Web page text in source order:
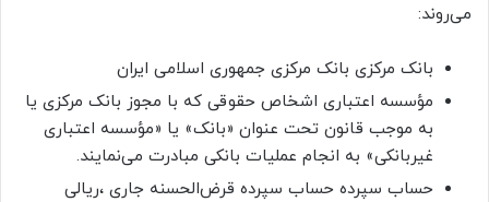
می‌روند:
بانک مرکزی بانک مرکزی جمهوری اسلامی ایران
مؤسسه اعتباری اشخاص حقوقی که با مجوز بانک مرکزی یا
به موجب قانون تحت عنوان «بانک» یا «مؤسسه اعتباری
غیربانکی» به انجام عملیات بانکی مبادرت می‌نمایند.
حساب سپرده حساب سپرده قرض‌الحسنه جاری ،ریالی